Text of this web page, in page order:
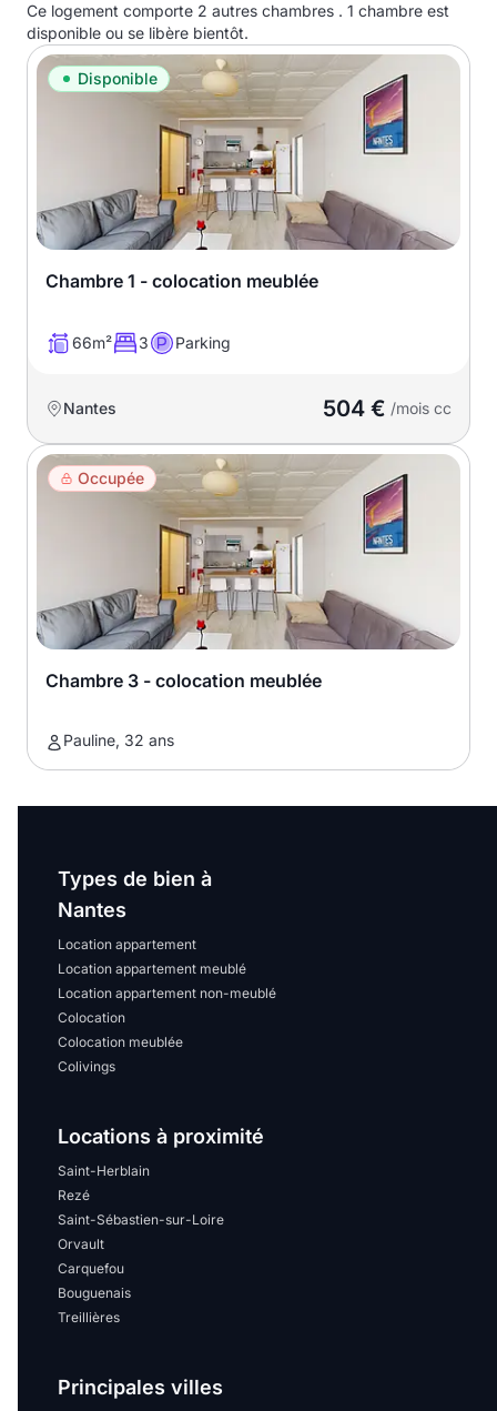
Ce logement comporte 2 autres chambres . 1 chambre est
disponible ou se libère bientôt.
Disponible
Chambre 1 - colocation meublée
66m² 3 Parking
Nantes 504 € /mois cc
Occupée
Chambre 3 - colocation meublée
Pauline, 32 ans
Types de bien à
Nantes
Location appartement
Location appartement meublé
Location appartement non-meublé
Colocation
Colocation meublée
Colivings
Locations à proximité
Saint-Herblain
Rezé
Saint-Sébastien-sur-Loire
Orvault
Carquefou
Bouguenais
Treillières
Principales villes